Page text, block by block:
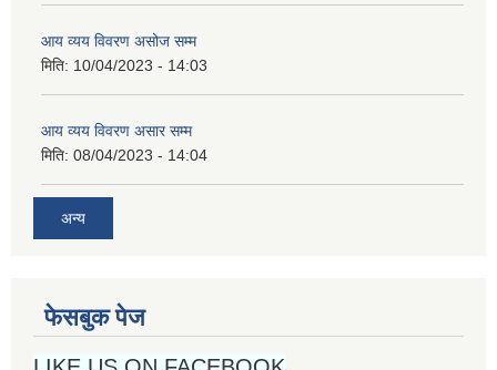
आय व्यय विवरण असोज सम्म
मिति: 10/04/2023 - 14:03
आय व्यय विवरण असार सम्म
मिति: 08/04/2023 - 14:04
अन्य
फेसबुक पेज